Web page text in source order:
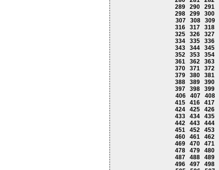
289
290
291
298
299
300
307
308
309
316
317
318
325
326
327
334
335
336
343
344
345
352
353
354
361
362
363
370
371
372
379
380
381
388
389
390
397
398
399
406
407
408
415
416
417
424
425
426
433
434
435
442
443
444
451
452
453
460
461
462
469
470
471
478
479
480
487
488
489
496
497
498